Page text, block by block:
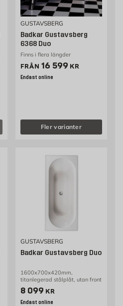
GUSTAVSBERG
Badkar Gustavsberg
6368 Duo
Finns i flera längder
FRÅN Pris 16599 kr
16 599 KR
Endast online
Fler varianter
GUSTAVSBERG
Badkar Gustavsberg Duo
1600x700x420mm,
titanlegerad stålplåt, utan front
Pris 8099 kr
8 099 KR
Endast online